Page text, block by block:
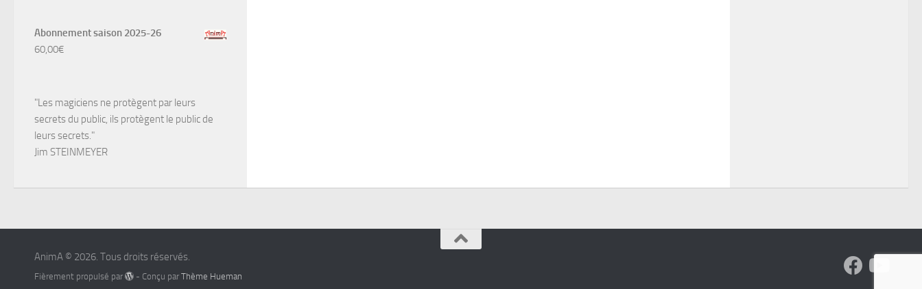
Abonnement saison 2025-26
60,00€
"Les magiciens ne protègent par leurs
secrets du public, ils protègent le public de
leurs secrets."
Jim STEINMEYER
AnimA © 2026. Tous droits réservés.
Fièrement propulsé par - Conçu parThème Hueman